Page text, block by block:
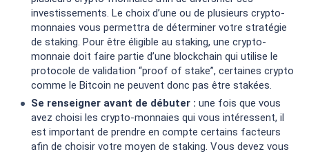
investissements. Le choix d’une ou de plusieurs crypto-
monnaies vous permettra de déterminer votre stratégie
de staking. Pour être éligible au staking, une crypto-
monnaie doit faire partie d’une blockchain qui utilise le
protocole de validation “proof of stake”, certaines crypto
comme le Bitcoin ne peuvent donc pas être stakées.
Se renseigner avant de débuter : une fois que vous
avez choisi les crypto-monnaies qui vous intéressent, il
est important de prendre en compte certains facteurs
afin de choisir votre moyen de staking. Vous devez vous